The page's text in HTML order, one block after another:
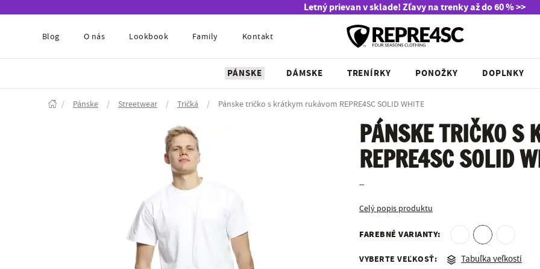
Letný prievan v sklade! Zľavy na trenky až do 60 % >>
Blog O nás Lookbook Family Kontakt
PÁNSKE DÁMSKE TRENÍRKY PONOŽKY DOPLNKY
/ Pánske / Streetwear / Tričká / Pánske tričko s krátkym rukávom REPRE4SC SOLID WHITE
PÁNSKE TRIČKO S
REPRE4SC SOLID
--
Celý popis produktu
FAREBNÉ VARIANTY:
VYBERTE VEĽKOSŤ: Tabuľka veľkostí